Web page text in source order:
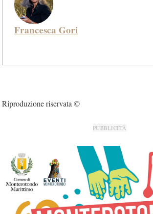
Francesca Gori
Riproduzione riservata ©
PUBBLICITÀ